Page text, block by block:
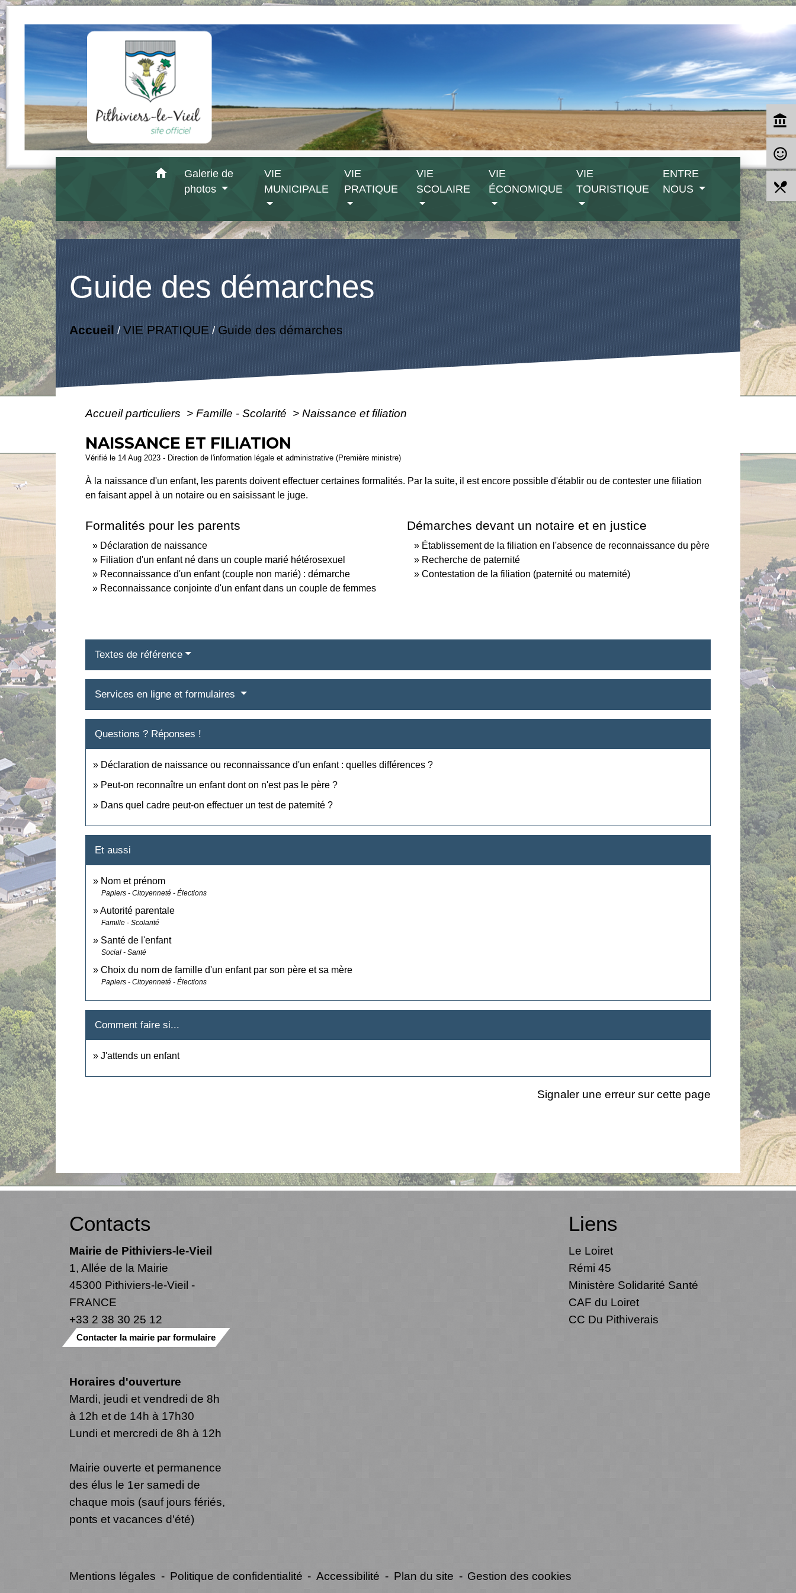
home
Galerie de
photos
VIE
MUNICIPALE
VIE
PRATIQUE
VIE
SCOLAIRE
VIE
ÉCONOMIQUE
VIE
TOURISTIQUE
ENTRE
NOUS
Guide des démarches
Accueil /VIE PRATIQUE/ Guide des démarches
Accueil particuliers > Famille - Scolarité > Naissance et filiation
NAISSANCE ET FILIATION
Vérifié le 14 Aug 2023 - Direction de l'information légale et administrative (Première ministre)
À la naissance d'un enfant, les parents doivent effectuer certaines formalités. Par la suite, il est encore possible d'établir ou de contester une filiation
en faisant appel à un notaire ou en saisissant le juge.
Formalités pour les parents
Déclaration de naissance
Filiation d'un enfant né dans un couple marié hétérosexuel
Reconnaissance d'un enfant (couple non marié) : démarche
Reconnaissance conjointe d'un enfant dans un couple de femmes
Démarches devant un notaire et en justice
Établissement de la filiation en l'absence de reconnaissance du père
Recherche de paternité
Contestation de la filiation (paternité ou maternité)
Textes de référence
Services en ligne et formulaires
Questions ? Réponses !
Déclaration de naissance ou reconnaissance d'un enfant : quelles différences ?
Peut-on reconnaître un enfant dont on n'est pas le père ?
Dans quel cadre peut-on effectuer un test de paternité ?
Et aussi
Nom et prénom
Papiers - Citoyenneté - Élections
Autorité parentale
Famille - Scolarité
Santé de l'enfant
Social - Santé
Choix du nom de famille d'un enfant par son père et sa mère
Papiers - Citoyenneté - Élections
Comment faire si...
J'attends un enfant
Signaler une erreur sur cette page
account_balance
sentiment_satisfied_alt
local_dining
Contacts
Mairie de Pithiviers-le-Vieil
1, Allée de la Mairie
45300 Pithiviers-le-Vieil -
FRANCE
+33 2 38 30 25 12
Contacter la mairie par formulaire
Horaires d'ouverture
Mardi, jeudi et vendredi de 8h
à 12h et de 14h à 17h30
Lundi et mercredi de 8h à 12h
Mairie ouverte et permanence
des élus le 1er samedi de
chaque mois (sauf jours fériés,
ponts et vacances d'été)
Liens
Le Loiret
Rémi 45
Ministère Solidarité Santé
CAF du Loiret
CC Du Pithiverais
Mentions légales - Politique de confidentialité - Accessibilité - Plan du site - Gestion des cookies